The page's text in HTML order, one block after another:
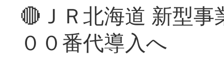
🔴ＪＲ北海道 新型
００番代導入へ